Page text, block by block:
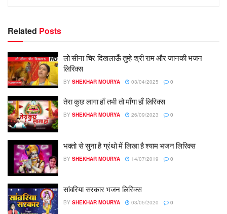
Related Posts
लो सीना चिर दिखलाऊँ तुम्हे श्री राम और जानकी भजन
लिरिक्स
BY SHEKHAR MOURYA 03/04/2025 0
तेरा कुछ लागा हाँ तभी तो माँगा हाँ लिरिक्स
BY SHEKHAR MOURYA 26/09/2023 0
भक्तो से सुना है ग्रंथो में लिखा है श्याम भजन लिरिक्स
BY SHEKHAR MOURYA 14/07/2019 0
सांवरिया सरकार भजन लिरिक्स
BY SHEKHAR MOURYA 03/05/2020 0